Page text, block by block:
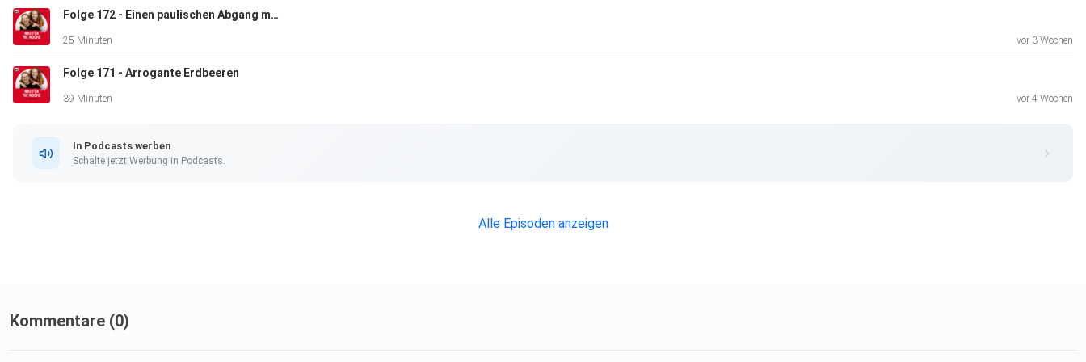
Folge 172 - Einen paulischen Abgang machen!
25 Minuten vor 3 Wochen
Folge 171 - Arrogante Erdbeeren
39 Minuten vor 4 Wochen
In Podcasts werben
Schalte jetzt Werbung in Podcasts.
Alle Episoden anzeigen
Kommentare (0)